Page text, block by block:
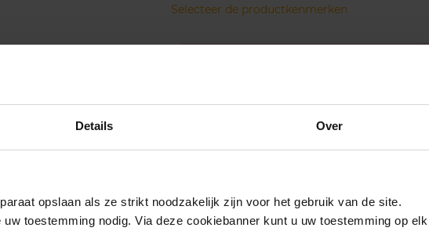
Details Over
opslaan als ze strikt noodzakelijk zijn voor het gebruik van de site.
toestemming nodig. Via deze cookiebanner kunt u uw toestemming op elk
Selecteer de productkenmerken
Gratis levering bij aankoop van min. 35€.
Gratis retour in je winkelpunt